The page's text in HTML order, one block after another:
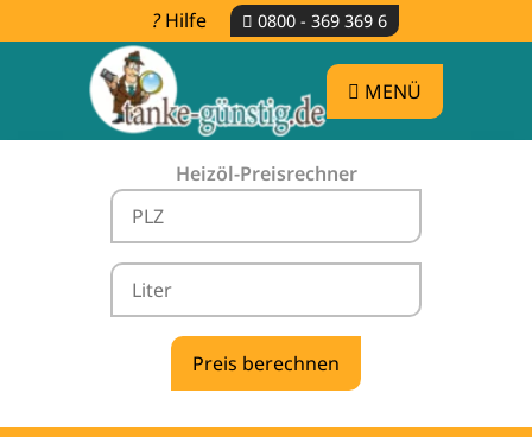
Hilfe 0800 - 369 369 6
MENÜ
Heizöl-Preisrechner
Heizölpreise Zaisenhausen -
vergleichen & günstig tanken